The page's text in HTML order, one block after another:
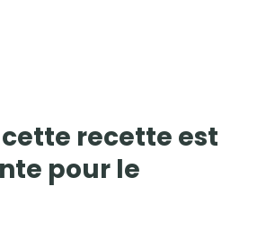
recette est
pour le